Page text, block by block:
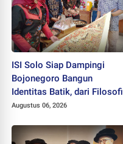
ISI Solo Siap Dampingi
Bojonegoro Bangun
Identitas Batik, dari Filosofi
hingga HAKI
Augustus 06, 2026